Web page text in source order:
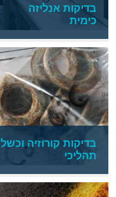
בדיקות אנליזה
כימית
בדיקות קורוזיה וכשל
תהליכי